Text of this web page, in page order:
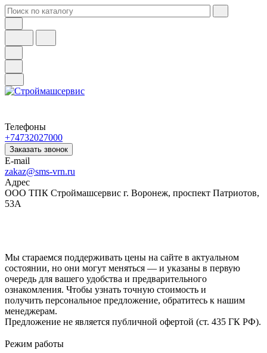
Телефоны
+74732027000
Заказать звонок
E-mail
zakaz@sms-vrn.ru
Адрес
ООО ТПК Строймашсервис г. Воронеж, проспект Патриотов,
53А
Мы стараемся поддерживать цены на сайте в актуальном
состоянии, но они могут меняться — и указаны в первую
очередь для вашего удобства и предварительного
ознакомления. Чтобы узнать точную стоимость и
получить персональное предложение, обратитесь к нашим
менеджерам.
Предложение не является публичной офертой (ст. 435 ГК РФ).
Режим работы